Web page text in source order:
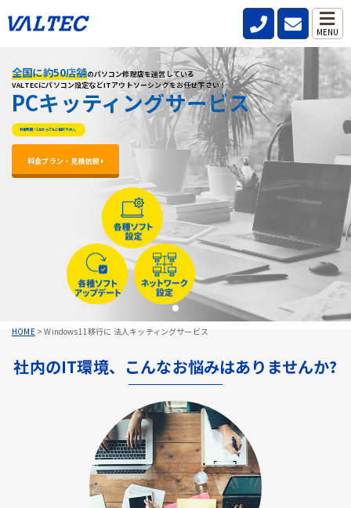
MENU
HOME>Windows11移行に 法人キッティングサービス
全国に約50店舗のパソコン修理店を運営している
VALTECにパソコン設定などITアウトソーシングをお任せ下さい！
PCキッティングサービス
料金明朗！1台からでもご相談下さい。
料金プラン・見積依頼
全国に約50店舗のパソコン修理店を運営している
VALTECにパソコン設定などITアウトソーシングをお任せ下さい！
PCキッティングサービス
料金明朗！1台からでもご相談下さい。
料金プラン・見積依頼
全国に約50店舗のパソコン修理店を運営している
VALTECにパソコン設定などITアウトソーシングをお任せ下さい！
PCキッティングサービス
料金明朗！1台からでもご相談下さい。
料金プラン・見積依頼
社内のIT環境、こんなお悩みはありませんか?